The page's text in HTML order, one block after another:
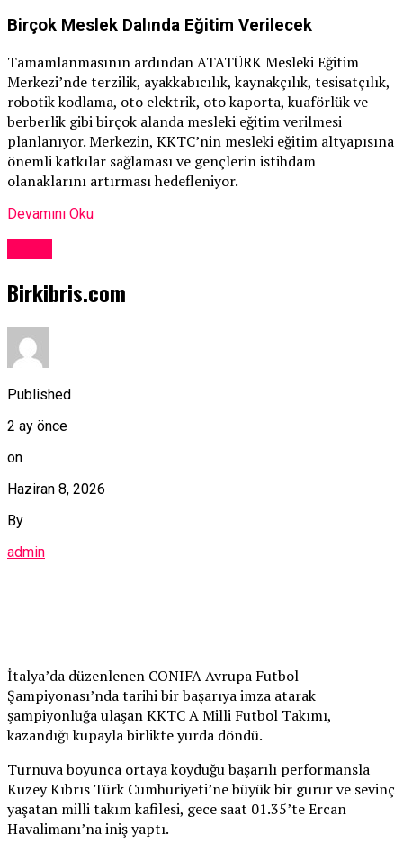
Birçok Meslek Dalında Eğitim Verilecek
Tamamlanmasının ardından ATATÜRK Mesleki Eğitim
Merkezi’nde terzilik, ayakkabıcılık, kaynakçılık, tesisatçılık,
robotik kodlama, oto elektrik, oto kaporta, kuaförlük ve
berberlik gibi birçok alanda mesleki eğitim verilmesi
planlanıyor. Merkezin, KKTC’nin mesleki eğitim altyapısına
önemli katkılar sağlaması ve gençlerin istihdam
olanaklarını artırması hedefleniyor.
Devamını Oku
Birkibris.com
Published
2 ay önce
on
Haziran 8, 2026
By
admin
İtalya’da düzenlenen CONIFA Avrupa Futbol
Şampiyonası’nda tarihi bir başarıya imza atarak
şampiyonluğa ulaşan KKTC A Milli Futbol Takımı,
kazandığı kupayla birlikte yurda döndü.
Turnuva boyunca ortaya koyduğu başarılı performansla
Kuzey Kıbrıs Türk Cumhuriyeti’ne büyük bir gurur ve sevinç
yaşatan milli takım kafilesi, gece saat 01.35’te Ercan
Havalimanı’na iniş yaptı.